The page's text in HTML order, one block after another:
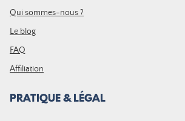
Qui sommes-nous ?
Le blog
FAQ
Affiliation
PRATIQUE & LÉGAL